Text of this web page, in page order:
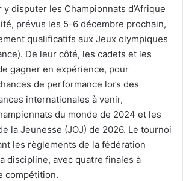
y disputer les Championnats d’Afrique
prévus les 5-6 décembre prochain,
qualificatifs aux Jeux olympiques
De leur côté, les cadets et les
gagner en expérience, pour
de performance lors des
internationales à venir,
du monde de 2024 et les
la Jeunesse (JOJ) de 2026. Le tournoi
les règlements de la fédération
discipline, avec quatre finales à
compétition.